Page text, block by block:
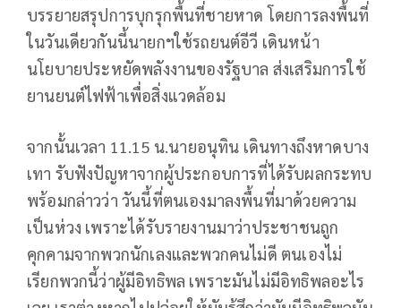
บรรยายสรุปการบุกรุกพื้นที่ชายหาด โดยการลงพื้นที่
ในวันเดียวกันนี้นายกฯใช้รถยนต์อีวี เดินหน้า
นโยบายประหยัดพลังงานของรัฐบาล ส่งเสริมการใช้
ยานยนต์ไฟฟ้าเพื่อสิ่งแวดล้อม
จากนั้นเวลา 11.15 น.นายอนุทิน เดินทางถึงหาดบาง
เทา รับฟังปัญหาจากผู้ประกอบการที่ได้รับผลกระทบ
พร้อมกล่าวว่า วันนี้ที่ตนเองมาลงพื้นที่มาด้วยความ
เป็นห่วง เพราะได้รับรายงานมาว่าประชาชนถูก
คุกคามจากพวกนักเลงและพวกคนไม่ดี ตนเองไม่
เรียกพวกนี้ว่าผู้มีอิทธิพล เพราะมันไม่มีอิทธิพลอะไร